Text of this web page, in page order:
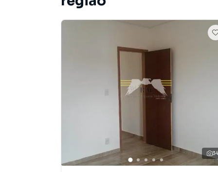
Na Rocha Marqueze Imóveis você consegue
Vila Gomes Cardim. Isso porque temos uma
campanhas específicas para São Paulo, o
tendo como consequência uma maior chance
também com um time de programadores,
preparada para atender proprietários e
34